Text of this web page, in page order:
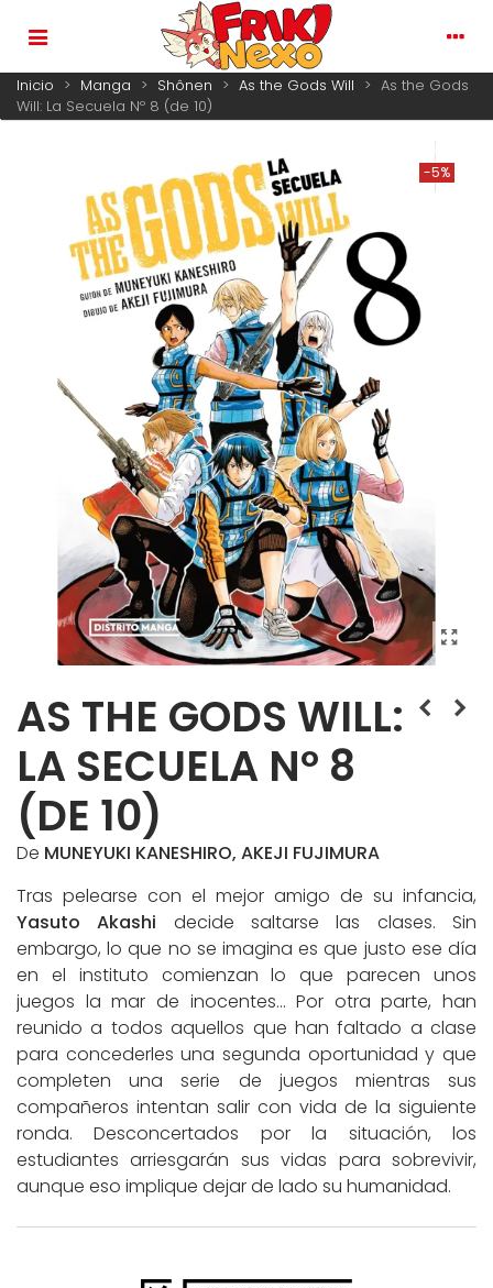
Inicio > Manga > Shônen > As the Gods Will > As the Gods
Will: La Secuela Nº 8 (de 10)
-5%
AS THE GODS WILL:
LA SECUELA Nº 8
(DE 10)
De MUNEYUKI KANESHIRO, AKEJI FUJIMURA
Tras pelearse con el mejor amigo de su infancia,
Yasuto Akashi decide saltarse las clases. Sin
embargo, lo que no se imagina es que justo ese día
en el instituto comienzan lo que parecen unos
juegos la mar de inocentes... Por otra parte, han
reunido a todos aquellos que han faltado a clase
para concederles una segunda oportunidad y que
completen una serie de juegos mientras sus
compañeros intentan salir con vida de la siguiente
ronda. Desconcertados por la situación, los
estudiantes arriesgarán sus vidas para sobrevivir,
aunque eso implique dejar de lado su humanidad.